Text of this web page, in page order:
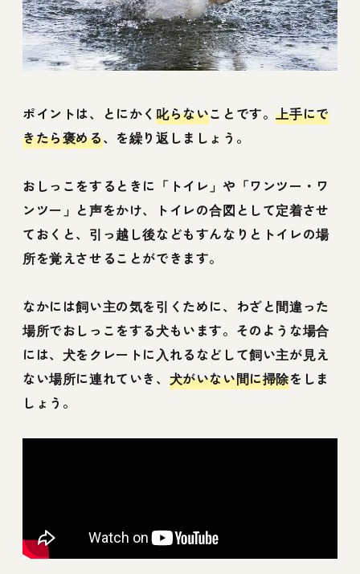
ポイントは、とにかく叱らないことです。上手にで
きたら褒める、を繰り返しましょう。
おしっこをするときに「トイレ」や「ワンツー・ワ
ンツー」と声をかけ、トイレの合図として定着させ
ておくと、引っ越し後などもすんなりとトイレの場
所を覚えさせることができます。
なかには飼い主の気を引くために、わざと間違った
場所でおしっこをする犬もいます。そのような場合
には、犬をクレートに入れるなどして飼い主が見え
ない場所に連れていき、 犬がいない間に掃除をしま
しょう。